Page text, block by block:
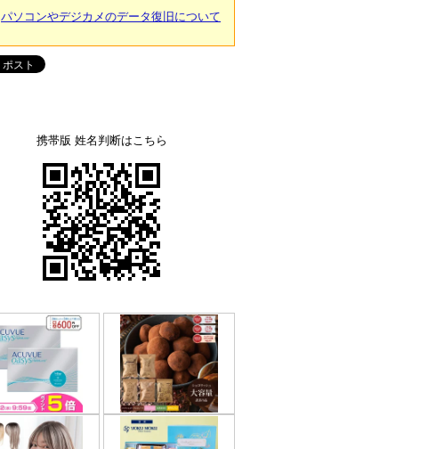
パソコンやデジカメのデータ復旧について
携帯版 姓名判断はこちら